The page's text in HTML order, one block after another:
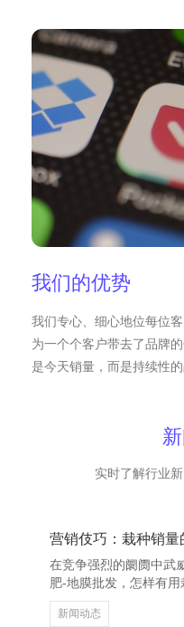
我们的优势
我们专心、细心地位每位
为一个个客户带去了品牌
是今天销量，而是持续性
实时了解行业
营销伎巧：栽种销量
在竞争强烈的阛阓中武
肥-地膜批发，怎样有用
枢问题。除了家具性量
不异至关首要。以下几
新闻动态